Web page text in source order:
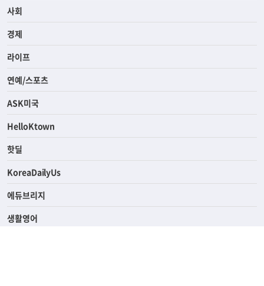
사회
경제
라이프
연예/스포츠
ASK미국
HelloKtown
핫딜
KoreaDailyUs
에듀브리지
생활영어